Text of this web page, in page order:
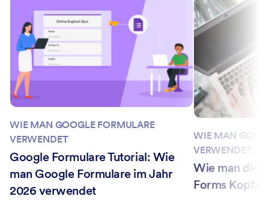
WIE MAN GOOGLE FORMULARE
VERWENDET
Google Formulare Tutorial: Wie
man Google Formulare im Jahr
2026 verwendet
WIE MAN
VERWENDET
Wie man die
Forms